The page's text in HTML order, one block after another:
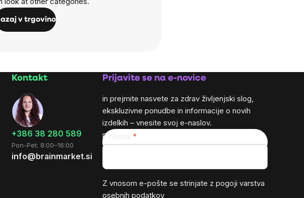
v trgovino
Kontakt
+386 38 280 589
Pon-Pet: 8:00–16:00
info@brainmarket.si
Prijavite se na e-novice
in prejmite nasvete za zdrav življenjski slog,
ekskluzivne ponudbe in informacije o novih
izdelkih – vnesite svoj e-naslov.
E-naslov
Z vnosom e-pošte se strinjate z pogoji varstva
osebnih podatkov